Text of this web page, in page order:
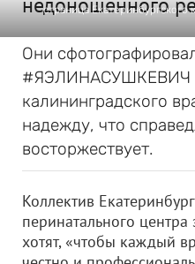
страница Екатеринбургского
Они
#ЯЭЛИНАСУШКЕВИЧ
калининградского
надежду, что
восторжествует.
Коллектив
перинатального центра
хотят, «чтобы каждый